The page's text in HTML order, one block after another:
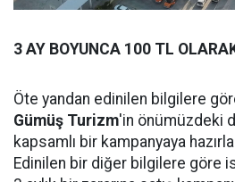
3 AY BOYUNCA 100 TL
Öte yandan edinilen bilgilere
Gümüş Turizm'in önümüzdeki
kapsamlı bir kampanyaya
Edinilen bir diğer bilgilere göre